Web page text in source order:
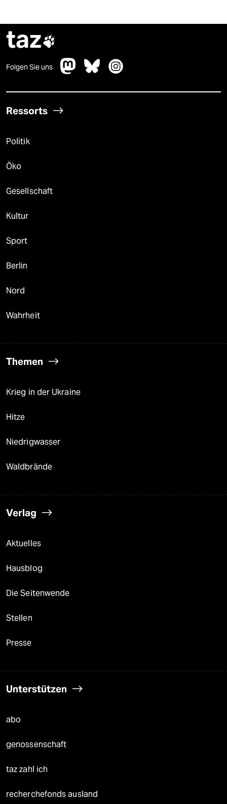
taz
Folgen Sie uns
Ressorts
Politik
Öko
Gesellschaft
Kultur
Sport
Berlin
Nord
Wahrheit
Themen
Krieg in der Ukraine
Hitze
Niedrigwasser
Waldbrände
Verlag
Aktuelles
Hausblog
Die Seitenwende
Stellen
Presse
Unterstützen
abo
genossenschaft
taz zahl ich
recherchefonds ausland